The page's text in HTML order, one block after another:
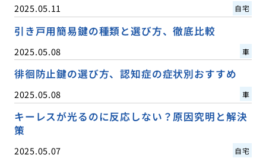
2025.05.11 自宅
引き戸用簡易鍵の種類と選び方、徹底比較
2025.05.08 車
徘徊防止鍵の選び方、認知症の症状別おすすめ
2025.05.08 車
キーレスが光るのに反応しない？原因究明と解決
策
2025.05.07 自宅